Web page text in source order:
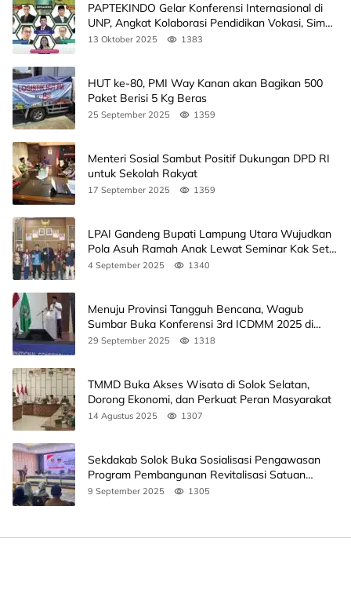
PAPTEKINDO Gelar Konferensi Internasional di
UNP, Angkat Kolaborasi Pendidikan Vokasi, Simak
Agendanya
13 Oktober 2025 1383
HUT ke-80, PMI Way Kanan akan Bagikan 500
Paket Berisi 5 Kg Beras
25 September 2025 1359
Menteri Sosial Sambut Positif Dukungan DPD RI
untuk Sekolah Rakyat
17 September 2025 1359
LPAI Gandeng Bupati Lampung Utara Wujudkan
Pola Asuh Ramah Anak Lewat Seminar Kak Seto,
Ini Jadwalnya
4 September 2025 1340
Menuju Provinsi Tangguh Bencana, Wagub
Sumbar Buka Konferensi 3rd ICDMM 2025 di
Unand
29 September 2025 1318
TMMD Buka Akses Wisata di Solok Selatan,
Dorong Ekonomi, dan Perkuat Peran Masyarakat
14 Agustus 2025 1307
Sekdakab Solok Buka Sosialisasi Pengawasan
Program Pembangunan Revitalisasi Satuan
Pendidikan
9 September 2025 1305